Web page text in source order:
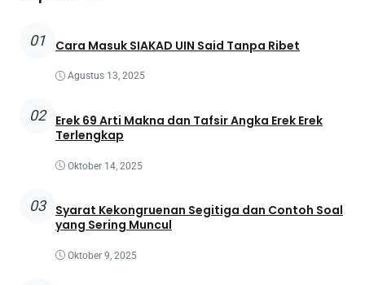
01 Cara Masuk SIAKAD UIN Said Tanpa Ribet
Agustus 13, 2025
02
Erek 69 Arti Makna dan Tafsir Angka Erek Erek
Terlengkap
Oktober 14, 2025
03
Syarat Kekongruenan Segitiga dan Contoh Soal
yang Sering Muncul
Oktober 9, 2025